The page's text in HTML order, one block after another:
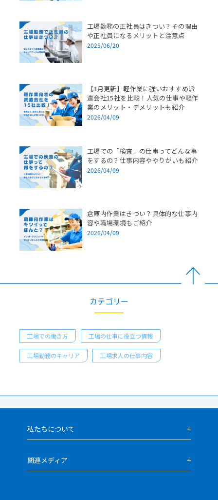
工場勤務の正社員はきつい？その理由
や正社員になるメリットと注意点
2025/06/20
【3月更新】軽作業に強いおすすめ派
遣会社15社を比較！人気の仕事や軽作
業のメリット・デメリットも紹介
2026/04/09
工場での「検査」の仕事ってどんな事
をするの？仕事内容ややりがいも紹介
2026/04/09
倉庫内作業はきつい？具体的な仕事内
容や職場環境もご紹介
2026/04/09
カテゴリー
工場での働き方 工場の仕事に役立つ情報
工場勤務のキャリア 工場求人の仕事内容
私たちについて
関連メディア